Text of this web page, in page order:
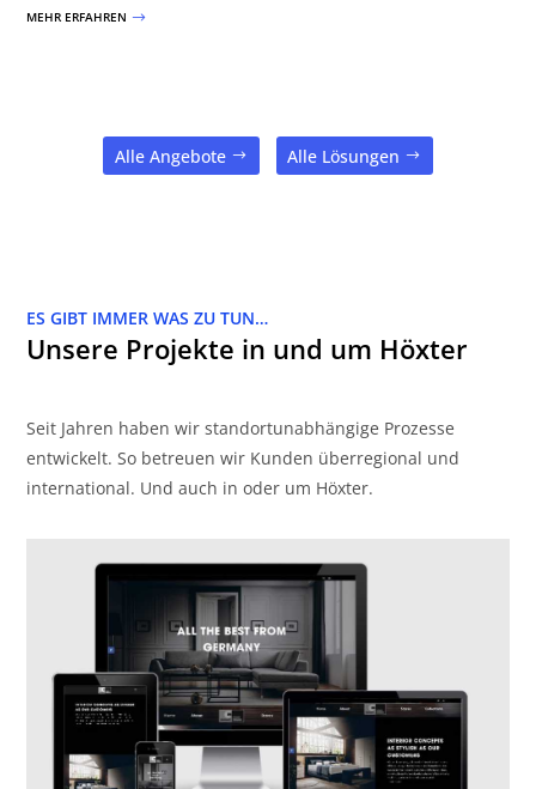
MEHR ERFAHREN $
Alle Angebote Alle Lösungen
ES GIBT IMMER WAS ZU TUN…
Unsere Projekte in und um Höxter
Seit Jahren haben wir standortunabhängige Prozesse
entwickelt. So betreuen wir Kunden überregional und
international. Und auch in oder um Höxter.